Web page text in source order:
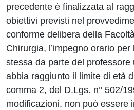
precedente è finalizzata al
obiettivi previsti nel
conforme delibera della
Chirurgia, l’impegno orario
stessa da parte del professore
abbia raggiunto il limite di età
comma 2, del D.Lgs. n° 502/
modificazioni, non può essere